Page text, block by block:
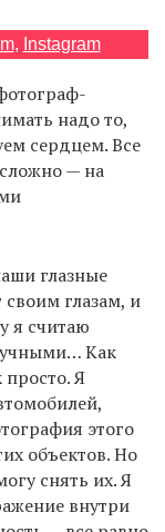
, Instagram
надо то,
сердцем. Все
— на
глазные
глазам, и
я считаю
Как
просто. Я
этого
объектов. Но
снять их. Я
внутри